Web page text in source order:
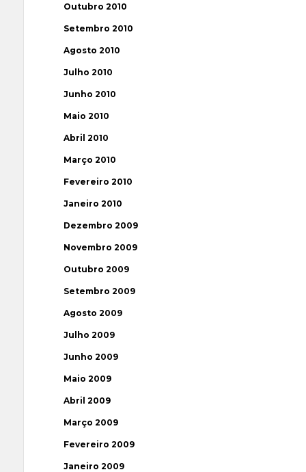
Outubro 2010
Setembro 2010
Agosto 2010
Julho 2010
Junho 2010
Maio 2010
Abril 2010
Março 2010
Fevereiro 2010
Janeiro 2010
Dezembro 2009
Novembro 2009
Outubro 2009
Setembro 2009
Agosto 2009
Julho 2009
Junho 2009
Maio 2009
Abril 2009
Março 2009
Fevereiro 2009
Janeiro 2009